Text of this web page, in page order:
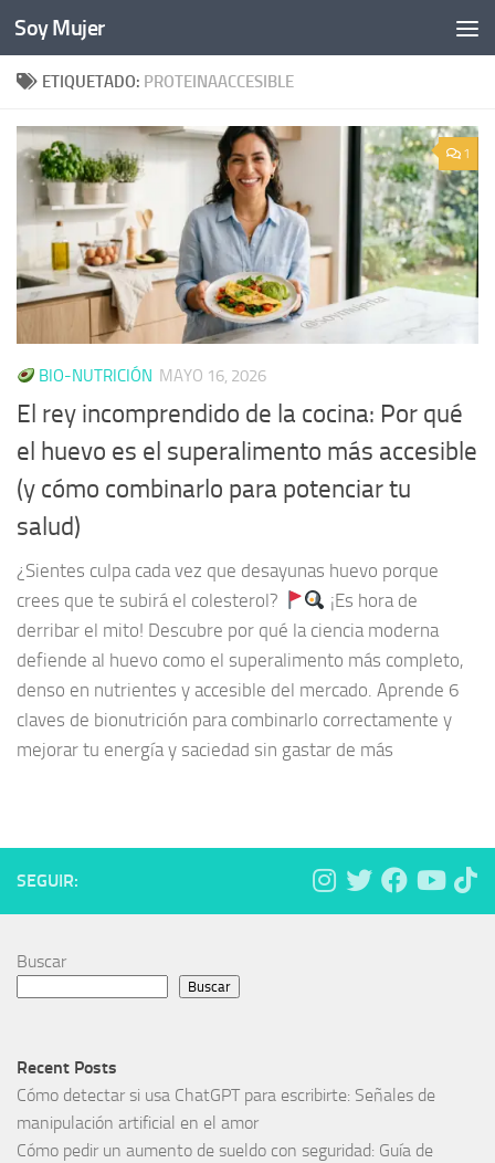
Bajo el contenido
Soy Mujer
ETIQUETADO: PROTEINAACCESIBLE
1
BIO-NUTRICIÓN MAYO 16, 2026
El rey incomprendido de la cocina: Por qué
el huevo es el superalimento más accesible
(y cómo combinarlo para potenciar tu
salud)
¿Sientes culpa cada vez que desayunas huevo porque
crees que te subirá el colesterol?
¡Es hora de
derribar el mito! Descubre por qué la ciencia moderna
defiende al huevo como el superalimento más completo,
denso en nutrientes y accesible del mercado. Aprende 6
claves de bionutrición para combinarlo correctamente y
mejorar tu energía y saciedad sin gastar de más
SEGUIR:
Buscar
Buscar
Recent Posts
Cómo detectar si usa ChatGPT para escribirte: Señales de
manipulación artificial en el amor
Cómo pedir un aumento de sueldo con seguridad: Guía de